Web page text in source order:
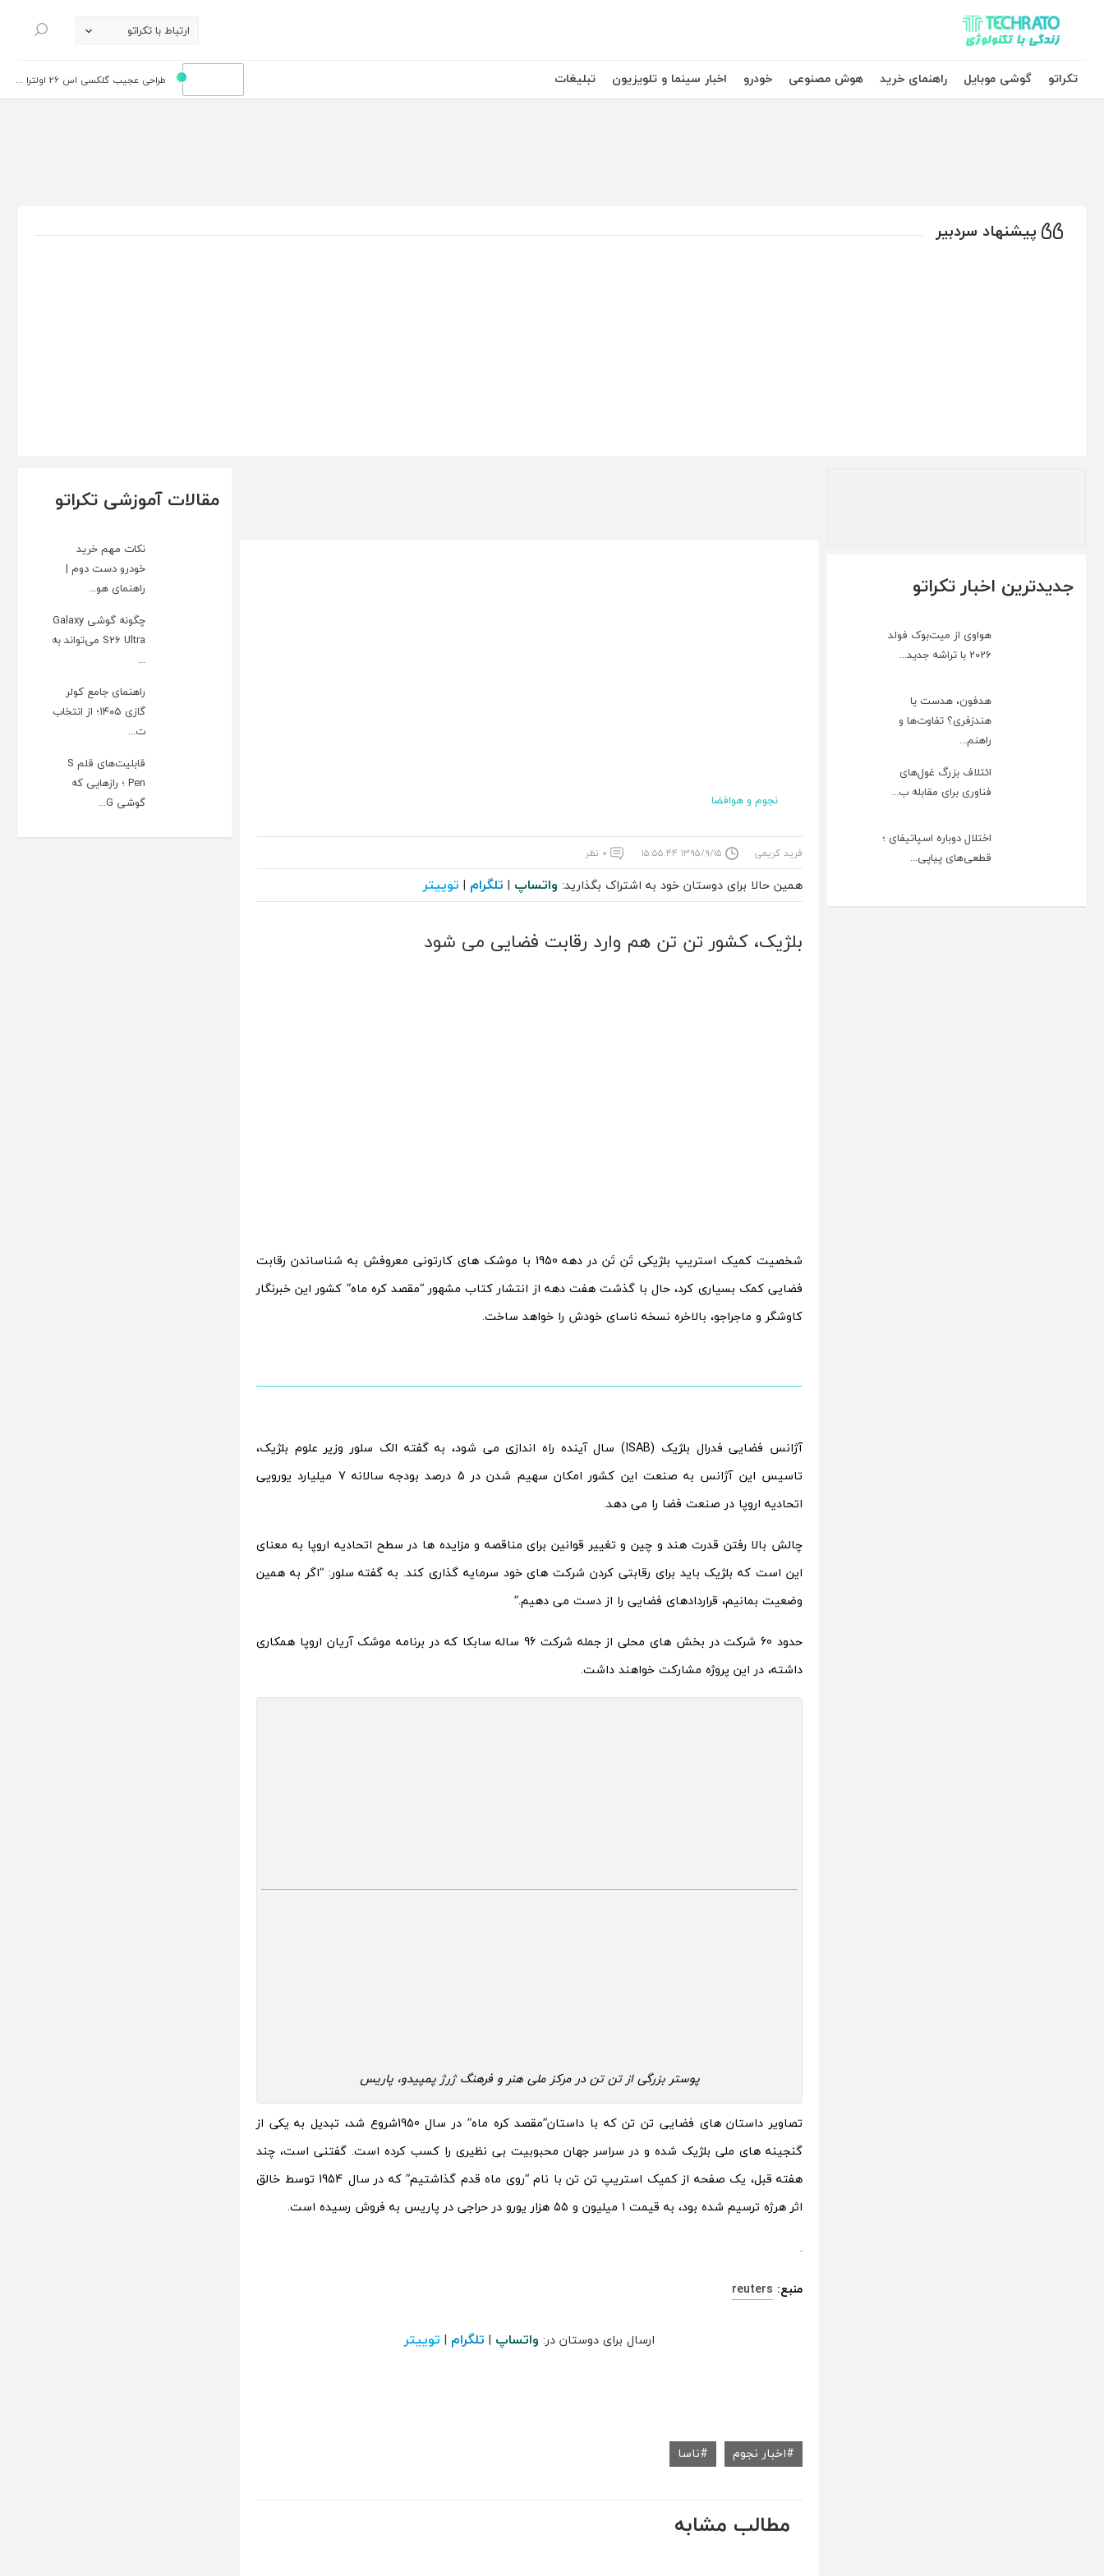
تکراتو – زندگی با تکنولوژی ارتباط با تکراتو
جستجو
تکراتو
گوشی موبایل راهنمای خرید هوش مصنوعی خودرو اخبار سینما و تلویزیون تبلیغات طراحی عجیب گلکسی اس 26 اولترا ...
پیشنهاد سردبیر
جدیدترین اخبار تکراتو
هواوی از میت‌بوک فولد
2026 با تراشه جدید...
هدفون، هدست یا
هندزفری؟ تفاوت‌ها و
راهنم...
ائتلاف بزرگ غول‌های
فناوری برای مقابله ب...
اختلال دوباره اسپاتیفای ؛
قطعی‌های پیاپی...
نجوم و هوافضا
فرید کریمی ۱۳۹۵/۹/۱۵ ۱۵:۵۵:۴۴ ۰ نظر
همین حالا برای دوستان خود به اشتراک بگذارید: واتساپ | تلگرام | توییتر
بلژیک، کشور تن تن هم وارد رقابت فضایی می شود
شخصیت کمیک استریپ بلژیکی تَن تَن در دهه 1950 با موشک های کارتونی معروفش به شناساندن رقابت
فضایی کمک بسیاری کرد، حال با گذشت هفت دهه از انتشار کتاب مشهور “مقصد کره ماه” کشور این خبرنگار
کاوشگر و ماجراجو، بالاخره نسخه ناسای خودش را خواهد ساخت.
آژانس فضایی فدرال بلژیک (ISAB) سال آینده راه اندازی می شود، به گفته الک سلور وزیر علوم بلژیک،
تاسیس این آژانس به صنعت این کشور امکان سهیم شدن در 5 درصد بودجه سالانه 7 میلیارد یورویی
اتحادیه اروپا در صنعت فضا را می دهد.
چالش بالا رفتن قدرت هند و چین و تغییر قوانین برای مناقصه و مزایده ها در سطح اتحادیه اروپا به معنای
این است که بلژیک باید برای رقابتی کردن شرکت های خود سرمایه گذاری کند. به گفته سلور: “اگر به همین
وضعیت بمانیم، قراردادهای فضایی را از دست می دهیم.”
حدود 60 شرکت در بخش های محلی از جمله شرکت 96 ساله سابکا که در برنامه موشک آریان اروپا همکاری
داشته، در این پروژه مشارکت خواهند داشت.
پوستر بزرگی از تن تن در مرکز ملی هنر و فرهنگ ژرژ پمپیدو، پاریس
تصاویر داستان های فضایی تن تن که با داستان”مقصد کره ماه” در سال 1950شروع شد، تبدیل به یکی از
گنجینه های ملی بلژیک شده و در سراسر جهان محبوبیت بی نظیری را کسب کرده است. گفتنی است، چند
هفته قبل، یک صفحه از کمیک استریپ تن تن با نام “روی ماه قدم گذاشتیم” که در سال 1954 توسط خالق
اثر هرژه ترسیم شده بود، به قیمت ۱ میلیون و ۵۵ هزار یورو در حراجی در پاریس به فروش رسیده است.
.
منبع: reuters
ارسال برای دوستان در: واتساپ | تلگرام | توییتر
اخبار نجوم ناسا
مطالب مشابه
مقالات آموزشی تکراتو
نکات مهم خرید
خودرو دست دوم |
راهنمای هو...
چگونه گوشی Galaxy
S26 Ultra می‌تواند به
...
راهنمای جامع کولر
گازی ۱۴۰۵؛ از انتخاب
ت...
قابلیت‌های قلم S
Pen ؛ رازهایی که
گوشی G...